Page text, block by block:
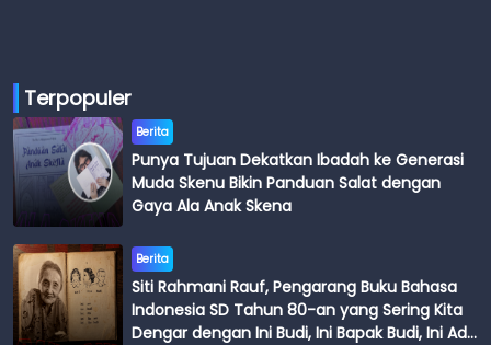
Terpopuler
Berita
Punya Tujuan Dekatkan Ibadah ke Generasi
Muda Skenu Bikin Panduan Salat dengan
Gaya Ala Anak Skena
Berita
Siti Rahmani Rauf, Pengarang Buku Bahasa
Indonesia SD Tahun 80-an yang Sering Kita
Dengar dengan Ini Budi, Ini Bapak Budi, Ini Adik